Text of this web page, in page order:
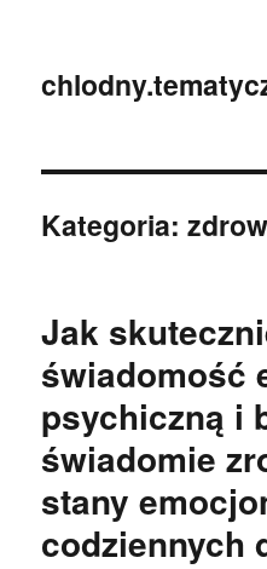
Kategoria:
Jak
świadomość
psychiczną i
świadomie
stany
codziennych